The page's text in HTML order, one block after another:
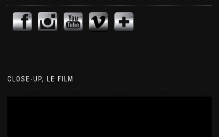
CLOSE-UP, LE FILM